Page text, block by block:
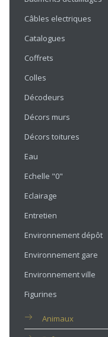
Câbles electriques
Catalogues
Coffrets
Colles
Décodeurs
Décors murs
Décors toitures
Eau
Echelle "0"
Eclairage
Entretien
Environnement dépôt
Environnement gare
Environnement ville
Figurines
Animaux